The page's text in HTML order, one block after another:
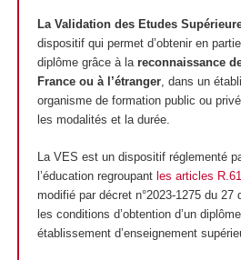
La Validation des Etudes
dispositif qui permet d’obtenir en
diplôme grâce à la reconnaissance
France ou à l’étranger, dans un
organisme de formation public ou
les modalités et la durée.
La VES est un dispositif réglementé
l’éducation regroupant les articles
modifié par décret n°2023-1275 du 27
les conditions d’obtention d’un
établissement d’enseignement